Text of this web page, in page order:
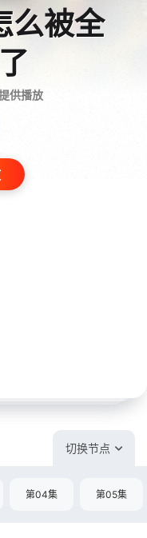
么被全
供播放
切换节点
第04集 第05集